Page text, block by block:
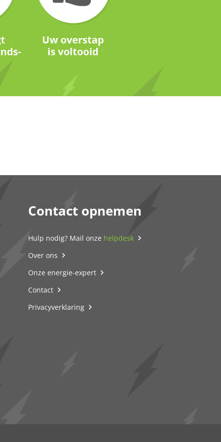
Contact opnemen
Hulp nodig? Mail onze helpdesk
Over ons
Onze energie-expert
Contact
Privacyverklaring